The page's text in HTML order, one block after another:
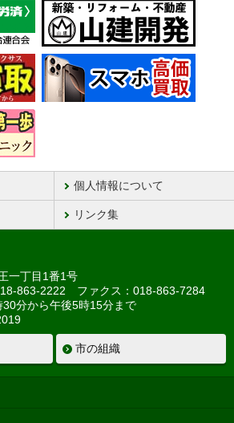
個人情報について
リンク集
一丁目1番1号
863-2222 ファクス：018-863-7284
分から午後5時15分まで
市の組織